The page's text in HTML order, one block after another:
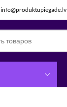
info@produktupiegade.lv